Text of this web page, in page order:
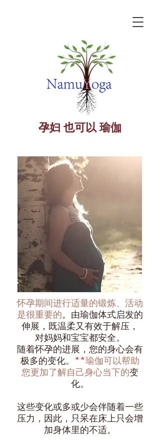
孕妇 也可以 瑜伽
怀孕期间进行适量的锻炼、活动
是很重要的。由瑜伽体式启发的
伸展，既温柔又有效于解压，
对妈妈和宝宝都安全。
随着怀孕的进展，您的身心会有
极多的变化。 **瑜伽可以帮助
您更加了解自己身心当下的变
化。
这些变化或多或少会伴随着一些
压力，因此，只呆在床上只会增
加身体里的不适。